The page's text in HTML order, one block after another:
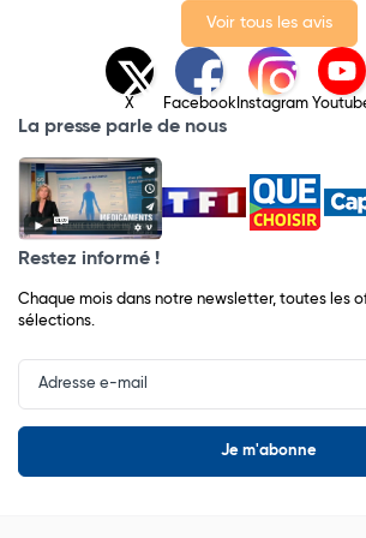
Voir tous les avis
X Facebook Instagram
La presse parle de nous
Restez informé !
Chaque mois dans notre newsletter, toutes les
sélections.
Input
Newsletter